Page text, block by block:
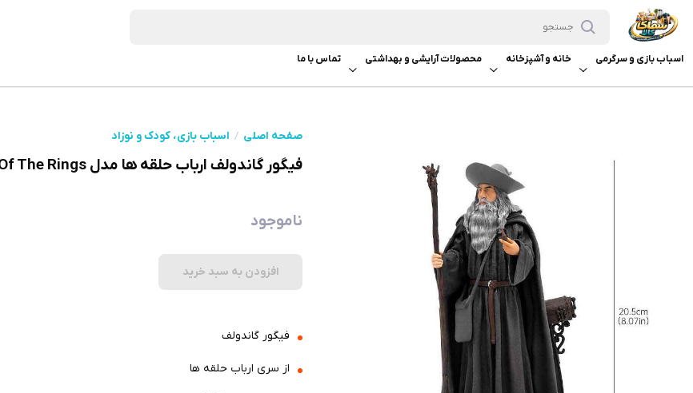
اسباب بازی و سرگرمی خانه و آشپزخانه محصولات آرایشی و بهداشتی تماس با ما
صفحه اصلی اسباب بازی، کودک و نوزاد
فیگور گاندولف ارباب حلقه ها مدل Gandolf Lord Of The Rings
ناموجود
افزودن به سبد خرید
فیگور گاندولف
از سری ارباب حلقه ها